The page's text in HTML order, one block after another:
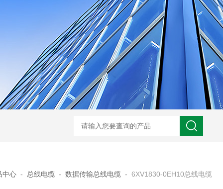
WRN-530直角弯头热电偶 WRNK-231D炉管刀刃热电
中心 - 总线电缆 - 数据传输总线电缆 - 6XV1830-0EH10总线电缆